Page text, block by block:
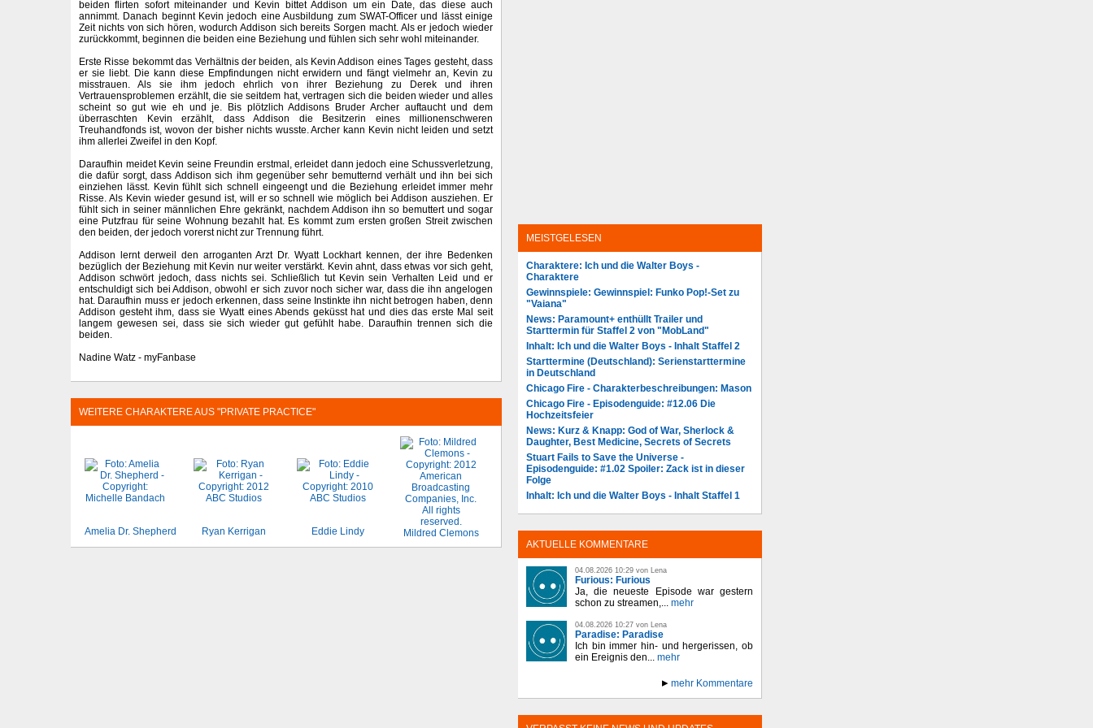
beiden flirten sofort miteinander und Kevin bittet Addison um ein Date, das diese auch
annimmt. Danach beginnt Kevin jedoch eine Ausbildung zum SWAT-Officer und lässt einige
Zeit nichts von sich hören, wodurch Addison sich bereits Sorgen macht. Als er jedoch wieder
zurückkommt, beginnen die beiden eine Beziehung und fühlen sich sehr wohl miteinander.
Erste Risse bekommt das Verhältnis der beiden, als Kevin Addison eines Tages gesteht, dass
er sie liebt. Die kann diese Empfindungen nicht erwidern und fängt vielmehr an, Kevin zu
misstrauen. Als sie ihm jedoch ehrlich von ihrer Beziehung zu Derek und ihren
Vertrauensproblemen erzählt, die sie seitdem hat, vertragen sich die beiden wieder und alles
scheint so gut wie eh und je. Bis plötzlich Addisons Bruder Archer auftaucht und dem
überraschten Kevin erzählt, dass Addison die Besitzerin eines millionenschweren
Treuhandfonds ist, wovon der bisher nichts wusste. Archer kann Kevin nicht leiden und setzt
ihm allerlei Zweifel in den Kopf.
Daraufhin meidet Kevin seine Freundin erstmal, erleidet dann jedoch eine Schussverletzung,
die dafür sorgt, dass Addison sich ihm gegenüber sehr bemutternd verhält und ihn bei sich
einziehen lässt. Kevin fühlt sich schnell eingeengt und die Beziehung erleidet immer mehr
Risse. Als Kevin wieder gesund ist, will er so schnell wie möglich bei Addison ausziehen. Er
fühlt sich in seiner männlichen Ehre gekränkt, nachdem Addison ihn so bemuttert und sogar
eine Putzfrau für seine Wohnung bezahlt hat. Es kommt zum ersten großen Streit zwischen
den beiden, der jedoch vorerst nicht zur Trennung führt.
Addison lernt derweil den arroganten Arzt Dr. Wyatt Lockhart kennen, der ihre Bedenken
bezüglich der Beziehung mit Kevin nur weiter verstärkt. Kevin ahnt, dass etwas vor sich geht,
Addison schwört jedoch, dass nichts sei. Schließlich tut Kevin sein Verhalten Leid und er
entschuldigt sich bei Addison, obwohl er sich zuvor noch sicher war, dass die ihn angelogen
hat. Daraufhin muss er jedoch erkennen, dass seine Instinkte ihn nicht betrogen haben, denn
Addison gesteht ihm, dass sie Wyatt eines Abends geküsst hat und dies das erste Mal seit
langem gewesen sei, dass sie sich wieder gut gefühlt habe. Daraufhin trennen sich die
beiden.
Nadine Watz - myFanbase
WEITERE CHARAKTERE AUS "PRIVATE PRACTICE"
Amelia Dr. Shepherd Ryan Kerrigan Eddie Lindy Mildred Clemons
MEISTGELESEN
Charaktere: Ich und die Walter Boys -
Charaktere
Gewinnspiele: Gewinnspiel: Funko Pop!-Set zu
"Vaiana"
News: Paramount+ enthüllt Trailer und
Starttermin für Staffel 2 von "MobLand"
Inhalt: Ich und die Walter Boys - Inhalt Staffel 2
Starttermine (Deutschland): Serienstarttermine
in Deutschland
Chicago Fire - Charakterbeschreibungen: Mason
Chicago Fire - Episodenguide: #12.06 Die
Hochzeitsfeier
News: Kurz & Knapp: God of War, Sherlock &
Daughter, Best Medicine, Secrets of Secrets
Stuart Fails to Save the Universe -
Episodenguide: #1.02 Spoiler: Zack ist in dieser
Folge
Inhalt: Ich und die Walter Boys - Inhalt Staffel 1
AKTUELLE KOMMENTARE
04.08.2026 10:29 von Lena
Furious: Furious
Ja, die neueste Episode war gestern
schon zu streamen,... mehr
04.08.2026 10:27 von Lena
Paradise: Paradise
Ich bin immer hin- und hergerissen, ob
ein Ereignis den... mehr
mehr Kommentare